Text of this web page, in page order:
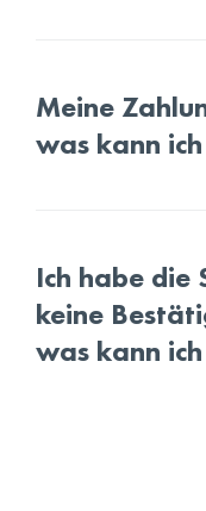
Meine
was kann
Ich habe
keine
was kann